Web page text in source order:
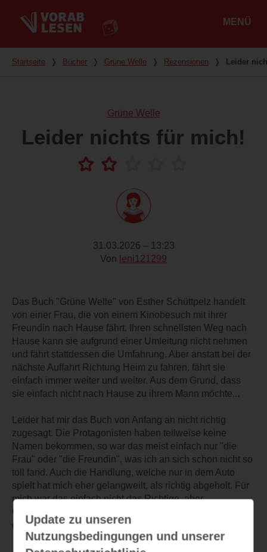
MENÜ
Du bist hier
Startseite ❭ Bücher ❭ Grüne Welle ❭ Rezensionen ❭ Leider
Grüne Welle
Leider nichts für mich!
31.03.2026 – 13:23
Von leni121299
Das Buch "Grüne Welle" von Esther Schüttpelz handelt
von einer Frau, die von einem Kinobesuch mit ihrer
Freundin nach Hause fährt. Ihren schnellsten Weg nach
Hause kann sie aufgrund einer Umleitung nicht nehmen
und fährt stattdessen die Umfahrung. Aber anstatt bei der
nächste Auffahrt Richtung Heim zu fahren, fährt sie
einfach immer weiter und weiter. Aus dem Grund, dass
sie einfach nicht nach Hause zu ihrem Mann möchte...
Leider hat mir das Buch von Anfang an nicht richtig
zugesagt. Die Protagonisten haben teilweise keine
Namen bekommen, so war das meist einfach nur "die
Frau" oder "die Freundin", was ich an sich schon nicht so
toll fand. Auch die Handlung, welche nur in dem Auto
spielt hat mich eher gelangweilt, als richtig abgeholt. Für
mich war das einfach nicht das Richtige, aber
Geschmäcker sind verschieden und jemand anderem
gefällt das Buch wahrscheinlich richtig gut.
Update zu unseren
Nutzungsbedingungen und unserer